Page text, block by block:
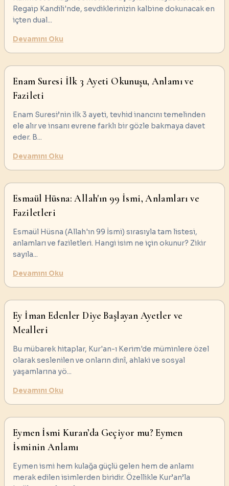
Regaip Kandili'nde, sevdiklerinizin kalbine dokunacak en
içten dual...
Devamını Oku
Enam Suresi İlk 3 Ayeti Okunuşu, Anlamı ve
Fazileti
Enam Suresi’nin ilk 3 ayeti, tevhid inancını temelinden
ele alır ve insanı evrene farklı bir gözle bakmaya davet
eder. B...
Devamını Oku
Esmaül Hüsna: Allah'ın 99 İsmi, Anlamları ve
Faziletleri
Esmaül Hüsna (Allah'ın 99 İsmi) sırasıyla tam listesi,
anlamları ve faziletleri. Hangi isim ne için okunur? Zikir
sayıla...
Devamını Oku
Ey İman Edenler Diye Başlayan Ayetler ve
Mealleri
Bu mübarek hitaplar, Kur'an-ı Kerim'de müminlere özel
olarak seslenilen ve onların dinî, ahlaki ve sosyal
yaşamlarına yö...
Devamını Oku
Eymen İsmi Kuran’da Geçiyor mu? Eymen
İsminin Anlamı
Eymen ismi hem kulağa güçlü gelen hem de anlamı
merak edilen isimlerden biridir. Özellikle Kur’an’la